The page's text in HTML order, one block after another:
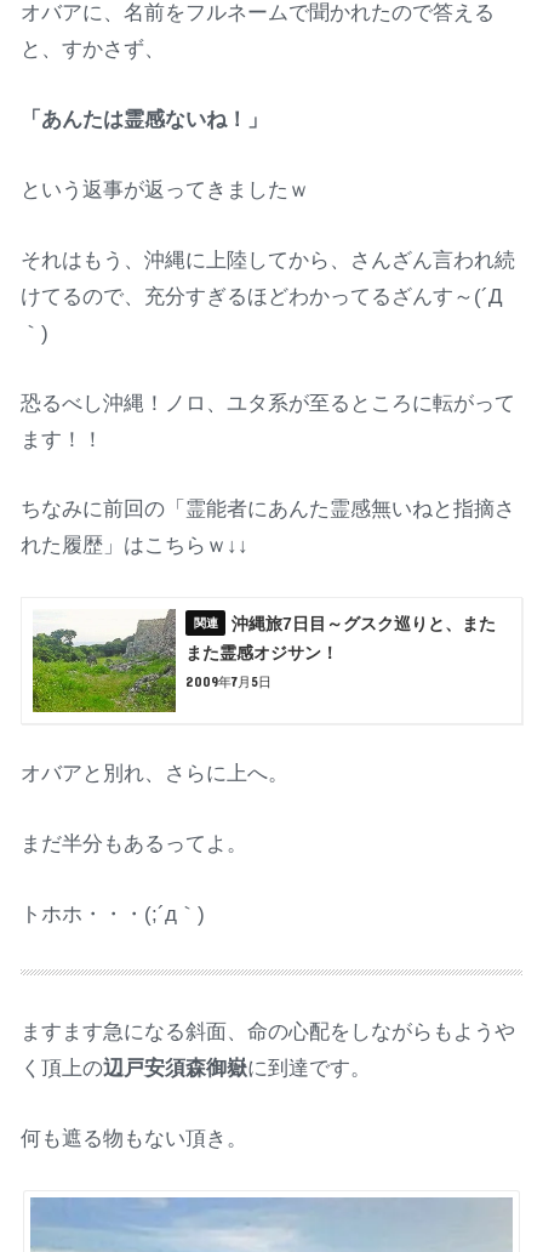
オバアに、名前をフルネームで聞かれたので答える
と、すかさず、
「あんたは霊感ないね！」
という返事が返ってきましたｗ
それはもう、沖縄に上陸してから、さんざん言われ続
けてるので、充分すぎるほどわかってるざんす～(´Д
｀)
恐るべし沖縄！ノロ、ユタ系が至るところに転がって
ます！！
ちなみに前回の「霊能者にあんた霊感無いねと指摘さ
れた履歴」はこちらｗ↓↓
沖縄旅7日目～グスク巡りと、また
また霊感オジサン！
2009年7月5日
オバアと別れ、さらに上へ。
まだ半分もあるってよ。
トホホ・・・(;´д｀)
ますます急になる斜面、命の心配をしながらもようや
く頂上の辺戸安須森御嶽に到達です。
何も遮る物もない頂き。